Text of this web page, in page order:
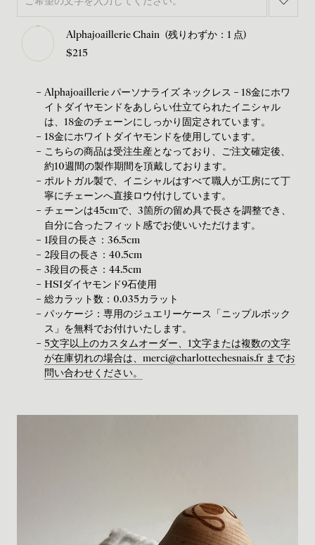
Alphajoaillerie Chain (残りわずか：1 点)
$215
Alphajoaillerie パーソナライズ ネックレス – 18金にホワ
イトダイヤモンドをあしらい仕立てられたイニシャル
は、18金のチェーンにしっかり固定されています。
18金にホワイトダイヤモンドを使用しています。
こちらの商品は受注生産となっており、ご注文確定後、
約10週間の製作期間を頂戴しております。
ポルトガル製で、イニシャルはすべて職人が工房にて丁
寧にチェーンへ直接ロウ付けしています。
チェーンは45cmで、3箇所の留め具で長さを調整でき、
自分に合ったフィット感でお使いいただけます。
1段目の長さ：36.5cm
2段目の長さ：40.5cm
3段目の長さ：44.5cm
HSIダイヤモンド9石使用
総カラット数：0.035カラット
パッケージ：専用のジュエリーケース「ニップルボック
ス」を無料でお付けいたします。
5文字以上のカスタムオーダー、1文字または複数の文字
が在庫切れの場合は、merci@charlottechesnais.fr までお
問い合わせください。